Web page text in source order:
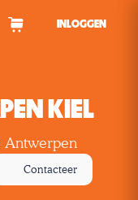
INLOGGEN
KIEL
Antwerpen
Contacteer